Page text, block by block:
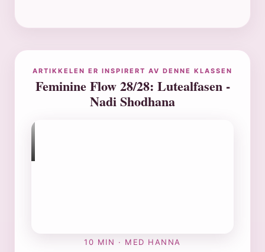
ARTIKKELEN ER INSPIRERT AV DENNE KLASSEN
Feminine Flow 28/28: Lutealfasen -
Nadi Shodhana
10 MIN · MED HANNA